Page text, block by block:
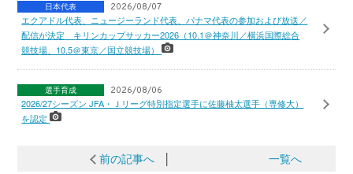
日本代表 2026/08/07
エクアドル代表、ニュージーランド代表、パナマ代表の参加および放送／
配信が決定 キリンカップサッカー2026（10.1＠神奈川／横浜国際総合
競技場、10.5＠東京／国立競技場）
選手育成 2026/08/06
2026/27シーズン JFA・Ｊリーグ特別指定選手に佐藤柚太選手（専修大）
を認定
前の記事へ│ 一覧へ